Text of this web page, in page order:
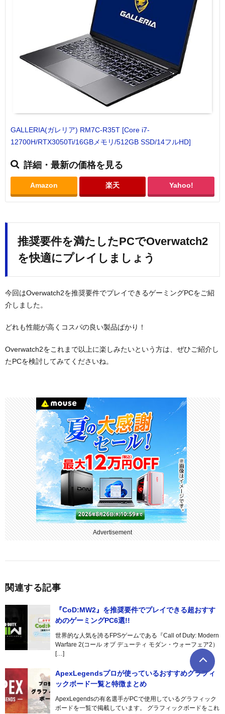
GALLERIA(ガレリア) RM7C-R35T [Core i7-
12700H/RTX3050Ti/16GBメモリ/512GB SSD/14フルHD]
詳細・最新の価格を見る
Amazon 楽天 Yahoo!
推奨要件を満たしたPCでOverwatch2
を快適にプレイしましょう
今回はOverwatch2を推奨要件でプレイできるゲーミングPCをご紹
介しました。
どれも性能が高くコスパの良い製品ばかり！
Overwatch2をこれまで以上に楽しみたいという方は、ぜひご紹介し
たPCを検討してみてくださいね。
Advertisement
関連する記事
『CoD:MW2』を推奨要件でプレイできる超おすす
めのゲーミングPC6選!!
世界的な人気を誇るFPSゲームである『Call of Duty: Modern
Warfare 2(コール オブ デューティ モダン・ウォーフェア2）
[…]
ApexLegendsプロが使っているおすすめグラフィ
ックボード一覧と特徴まとめ
ApexLegendsの有名選手がPCで使用しているグラフィック
ボードを一覧で掲載しています。 グラフィックボードをこれ